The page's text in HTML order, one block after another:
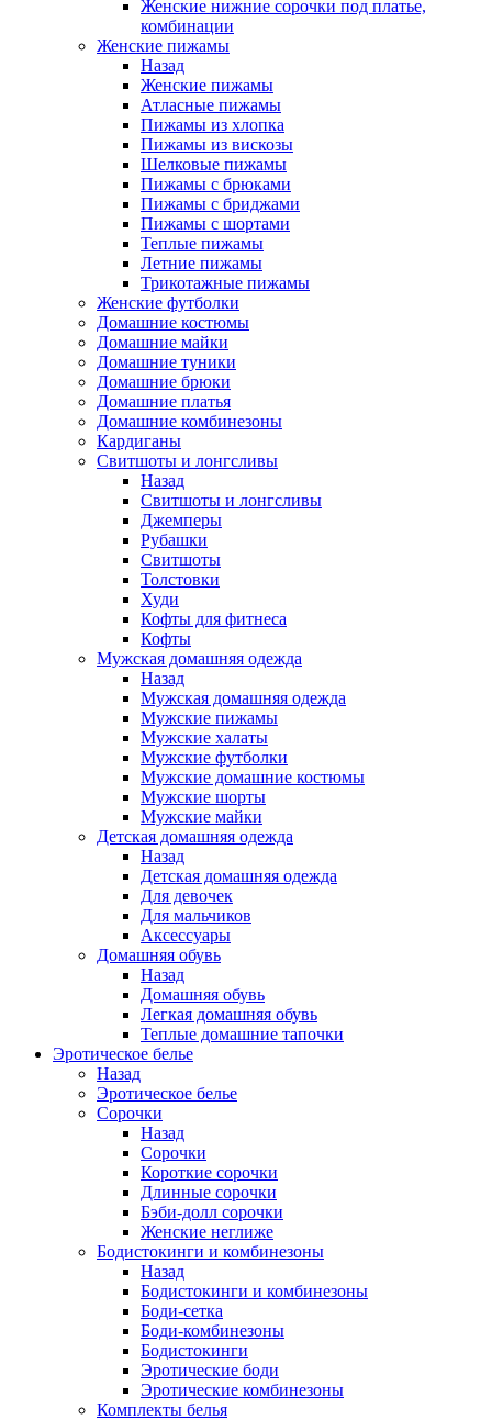
Женские нижние сорочки под платье,
комбинации
Женские пижамы
Назад
Женские пижамы
Атласные пижамы
Пижамы из хлопка
Пижамы из вискозы
Шелковые пижамы
Пижамы с брюками
Пижамы с бриджами
Пижамы с шортами
Теплые пижамы
Летние пижамы
Трикотажные пижамы
Женские футболки
Домашние костюмы
Домашние майки
Домашние туники
Домашние брюки
Домашние платья
Домашние комбинезоны
Кардиганы
Свитшоты и лонгсливы
Назад
Свитшоты и лонгсливы
Джемперы
Рубашки
Свитшоты
Толстовки
Худи
Кофты для фитнеса
Кофты
Мужская домашняя одежда
Назад
Мужская домашняя одежда
Мужские пижамы
Мужские халаты
Мужские футболки
Мужские домашние костюмы
Мужские шорты
Мужские майки
Детская домашняя одежда
Назад
Детская домашняя одежда
Для девочек
Для мальчиков
Аксессуары
Домашняя обувь
Назад
Домашняя обувь
Легкая домашняя обувь
Теплые домашние тапочки
Эротическое белье
Назад
Эротическое белье
Сорочки
Назад
Сорочки
Короткие сорочки
Длинные сорочки
Бэби-долл сорочки
Женские неглиже
Бодистокинги и комбинезоны
Назад
Бодистокинги и комбинезоны
Боди-сетка
Боди-комбинезоны
Бодистокинги
Эротические боди
Эротические комбинезоны
Комплекты белья